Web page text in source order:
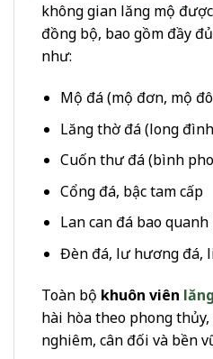
không gian lăng mộ
đồng bộ, bao gồm đầy
như:
Mộ đá (mộ đơn, mộ
Lăng thờ đá (long
Cuốn thư đá (bình
Cổng đá, bậc tam cấp
Lan can đá bao
Đèn đá, lư hương đá,
Toàn bộ khuôn viên
hài hòa theo phong
nghiêm, cân đối và bền